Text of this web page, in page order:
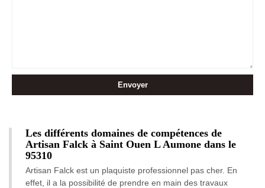
Les différents domaines de compétences de
Artisan Falck à Saint Ouen L Aumone dans le
95310
Artisan Falck est un plaquiste professionnel pas cher. En
effet, il a la possibilité de prendre en main des travaux